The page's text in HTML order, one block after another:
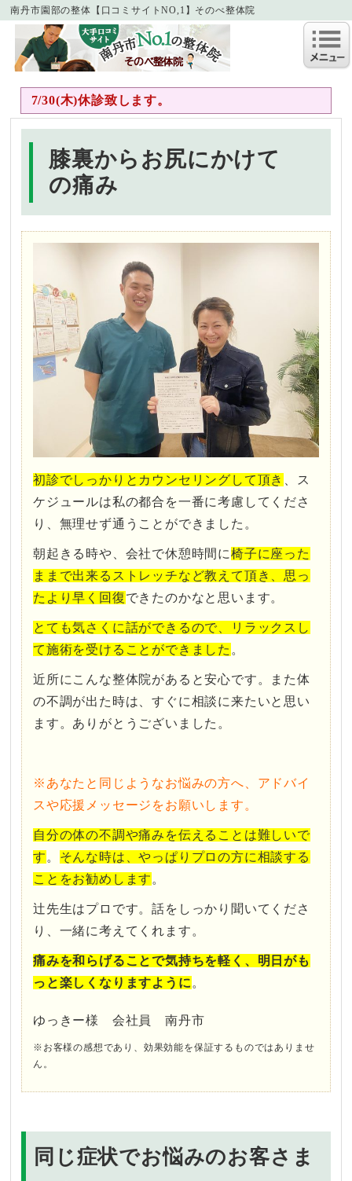
南丹市園部の整体【口コミサイトNO,1】そのべ整体院
7/30(木)休診致します。
膝裏からお尻にかけて
の痛み
初診でしっかりとカウンセリングして頂き
、ス
ケジュールは私の都合を一番に考慮してくださ
り、無理せず通うことができました。
朝起きる時や、会社で休憩時間に椅子に座った
ままで出来るストレッチなど教えて頂き、思っ
たより早く回復できたのかなと思います。
とても気さくに話ができるので、リラックスし
て施術を受けることができました 。
近所にこんな整体院があると安心です。また体
の不調が出た時は、すぐに相談に来たいと思い
ます。ありがとうございました。
※あなたと同じようなお悩みの方へ、アドバイ
スや応援メッセージをお願いします。
自分の体の不調や痛みを伝えることは難しいで
す 。 そんな時は、やっぱりプロの方に相談する
ことをお勧めします 。
辻先生はプロです。話をしっかり聞いてくださ
り、一緒に考えてくれます。
痛みを和らげることで気持ちを軽く、明日がも
っと楽しくなりますように 。
ゆっきー様 会社員 南丹市
※お客様の感想であり、効果効能を保証するものではありませ
ん。
同じ症状でお悩みのお客さま